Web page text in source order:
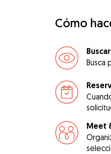
Cómo
Buscar
Busca
Meet